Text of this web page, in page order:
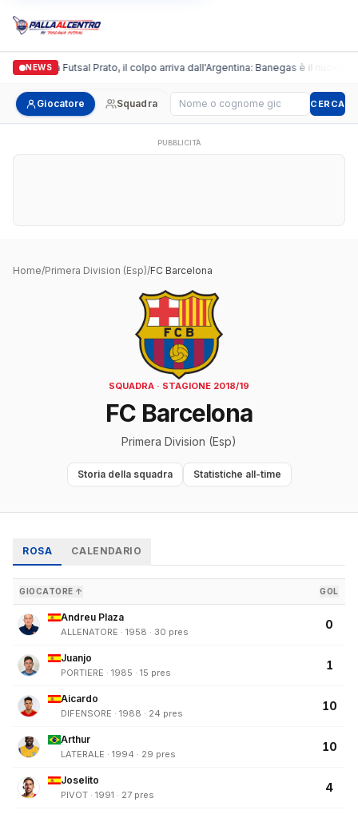
NEWS
Italgronda Futsal Prato, il colpo arriva dall'Argentina: Banegas è il nuovo
Giocatore Squadra Cerca giocatore CERCA
PUBBLICITÀ
Home/Primera Division (Esp)/FC Barcelona
SQUADRA · STAGIONE 2018/19
FC Barcelona
Primera Division (Esp)
Storia della squadra Statistiche all-time
ROSA CALENDARIO
GIOCATORE ↑ GOL
Andreu Plaza
ALLENATORE · 1958 · 30 pres
0
Juanjo
PORTIERE · 1985 · 15 pres
1
Aicardo
DIFENSORE · 1988 · 24 pres
10
Arthur
LATERALE · 1994 · 29 pres
10
Joselito
PIVOT · 1991 · 27 pres
4